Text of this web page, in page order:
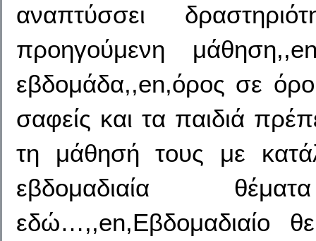
αναπτύσσει
προηγούμενη
εβδομάδα,,en,όρος σε
σαφείς και τα παιδιά
τη μάθησή τους με
εβδομαδιαία
εδώ…,,en,Εβδομαδιαίο